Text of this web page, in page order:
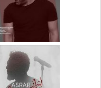
دانلود آهنگ جدید رضا
بهرام بنام نگار